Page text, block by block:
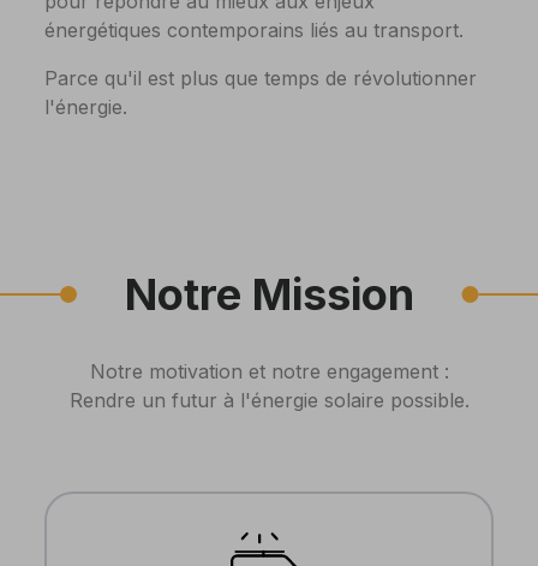
énergétiques contemporains liés au transport.
Parce qu'il est plus que temps de révolutionner
l'énergie.
Notre Mission
Notre motivation et notre engagement :
Rendre un futur à l'énergie solaire possible.